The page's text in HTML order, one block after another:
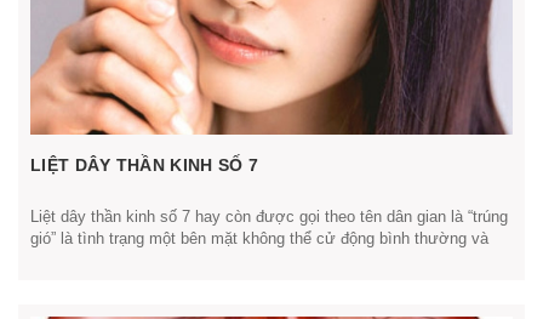
LIỆT DÂY THẦN KINH SỐ 7
Liệt dây thần kinh số 7 hay còn được gọi theo tên dân gian là “trúng
gió” là tình trạng một bên mặt không thể cử động bình thường và